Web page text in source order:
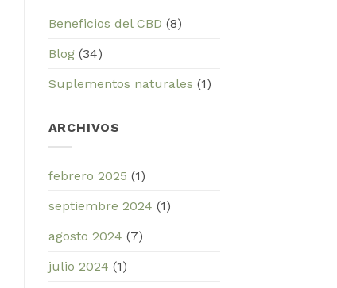
Beneficios del CBD (8)
Blog(34)
Suplementos naturales (1)
ARCHIVOS
febrero 2025 (1)
septiembre 2024 (1)
agosto 2024 (7)
julio 2024 (1)